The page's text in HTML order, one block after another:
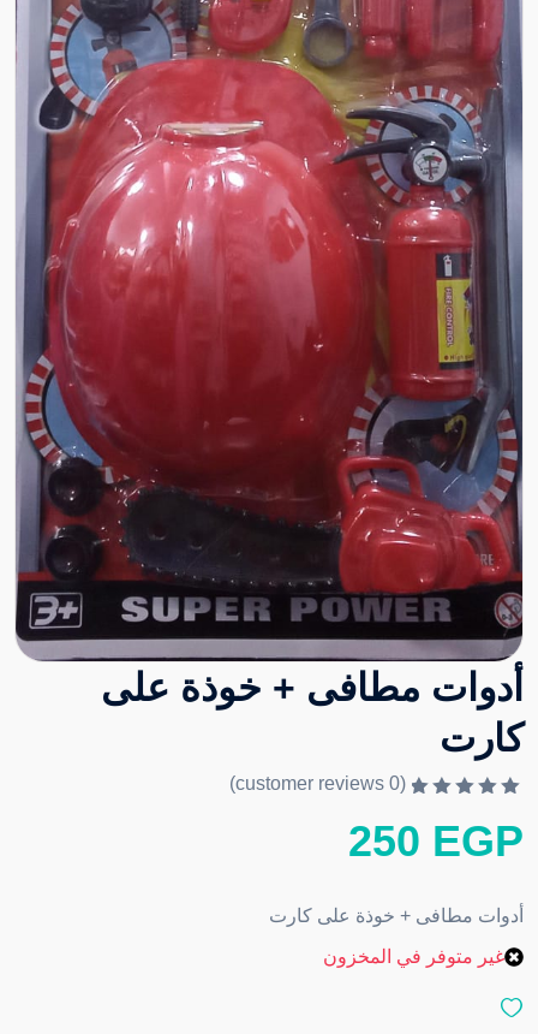
أدوات مطافى + خوذة على
كارت
م
ا
ق
ي
م
ن
(
0
250 EGP
أدوات مطافى + خوذة على كارت
غير متوفر في المخزون